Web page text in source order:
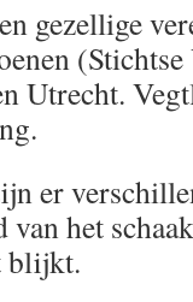
gezellige
Utrecht.
er
het
blijkt.